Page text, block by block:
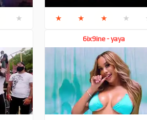
★ ★ ★ ★ ★
6ix9ine - yaya